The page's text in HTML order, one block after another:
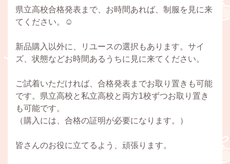
県立高校合格発表まで、お時間あれば、制服を見に来
てください。☺️
新品購入以外に、リユースの選択もあります。サイ
ズ、状態などお時間あるうちに見に来てください。
ご試着いただければ、合格発表までお取り置きも可能
です。県立高校と私立高校と両方1校ずつお取り置き
も可能です。
（購入には、合格の証明が必要になります。）
皆さんのお役に立てるよう、頑張ります。